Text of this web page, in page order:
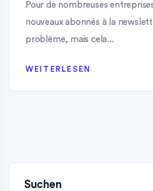
Pour de nombreuses
nouveaux abonnés à la
problème, mais cela...
WEITERLESEN
Suchen